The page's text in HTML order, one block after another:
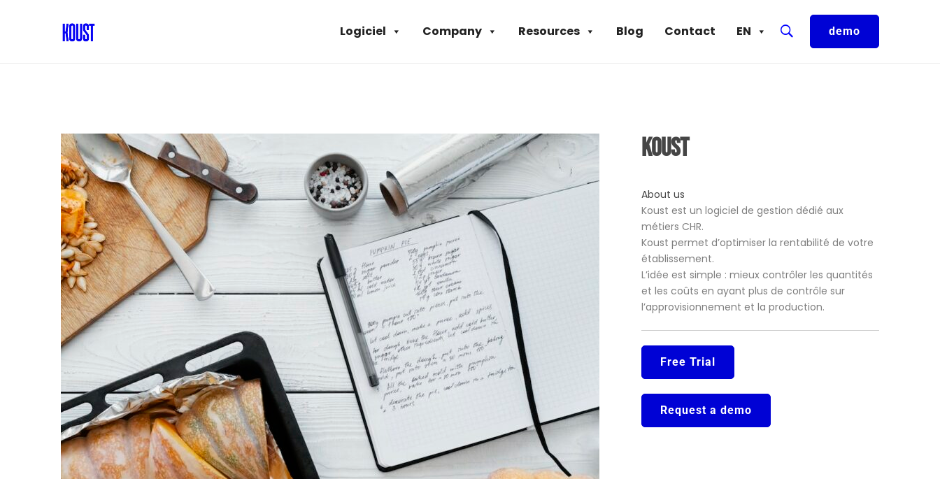
EN
Contact
Blog
Resources
Company
Logiciel demo
Koust
About us
Koust est un logiciel de gestion dédié aux
métiers CHR.
Koust permet d’optimiser la rentabilité de votre
établissement.
L’idée est simple : mieux contrôler les quantités
et les coûts en ayant plus de contrôle sur
l’approvisionnement et la production.
Free Trial
Request a demo